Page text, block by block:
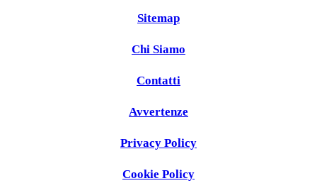
Sitemap
Chi Siamo
Contatti
Avvertenze
Privacy Policy
Cookie Policy